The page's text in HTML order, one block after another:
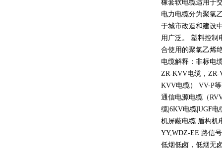
橡套软电缆适用于
电力电缆分为聚氯
于城市改造和建设
用广泛。 塑料控制
合使用的聚氯乙烯
电缆解释：非标电
ZR-KVV电缆， ZR-
KVV电缆） VV-P
通信电源电缆（
缆 |6KV电缆 |UGF电
机屏蔽电缆 盾构机
YY,WDZ-EE 路信
低烟低卤，低烟无